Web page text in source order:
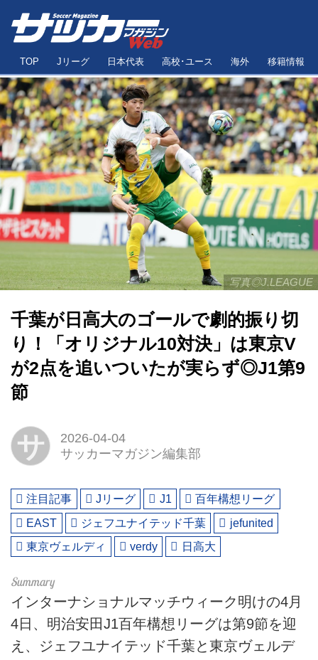
TOP Jリーグ 日本代表 高校･ユース 海外 移籍情報
写真◎J.LEAGUE
千葉が日高大のゴールで劇的振り切
り！「オリジナル10対決」は東京V
が2点を追いついたが実らず◎J1第9
節
サ
2026-04-04
サッカーマガジン編集部
注目記事 Jリーグ J1
百年構想リーグ
EAST
ジェフユナイテッド千葉
jefunited
東京ヴェルディ
verdy 日高大
インターナショナルマッチウィーク明けの4月
4日、明治安田J1百年構想リーグは第9節を迎
え、ジェフユナイテッド千葉と東京ヴェルデ